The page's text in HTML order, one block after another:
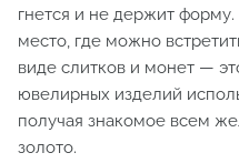
гнется и не держит
место, где можно
виде слитков и монет —
ювелирных изделий
получая знакомое всем
золото.